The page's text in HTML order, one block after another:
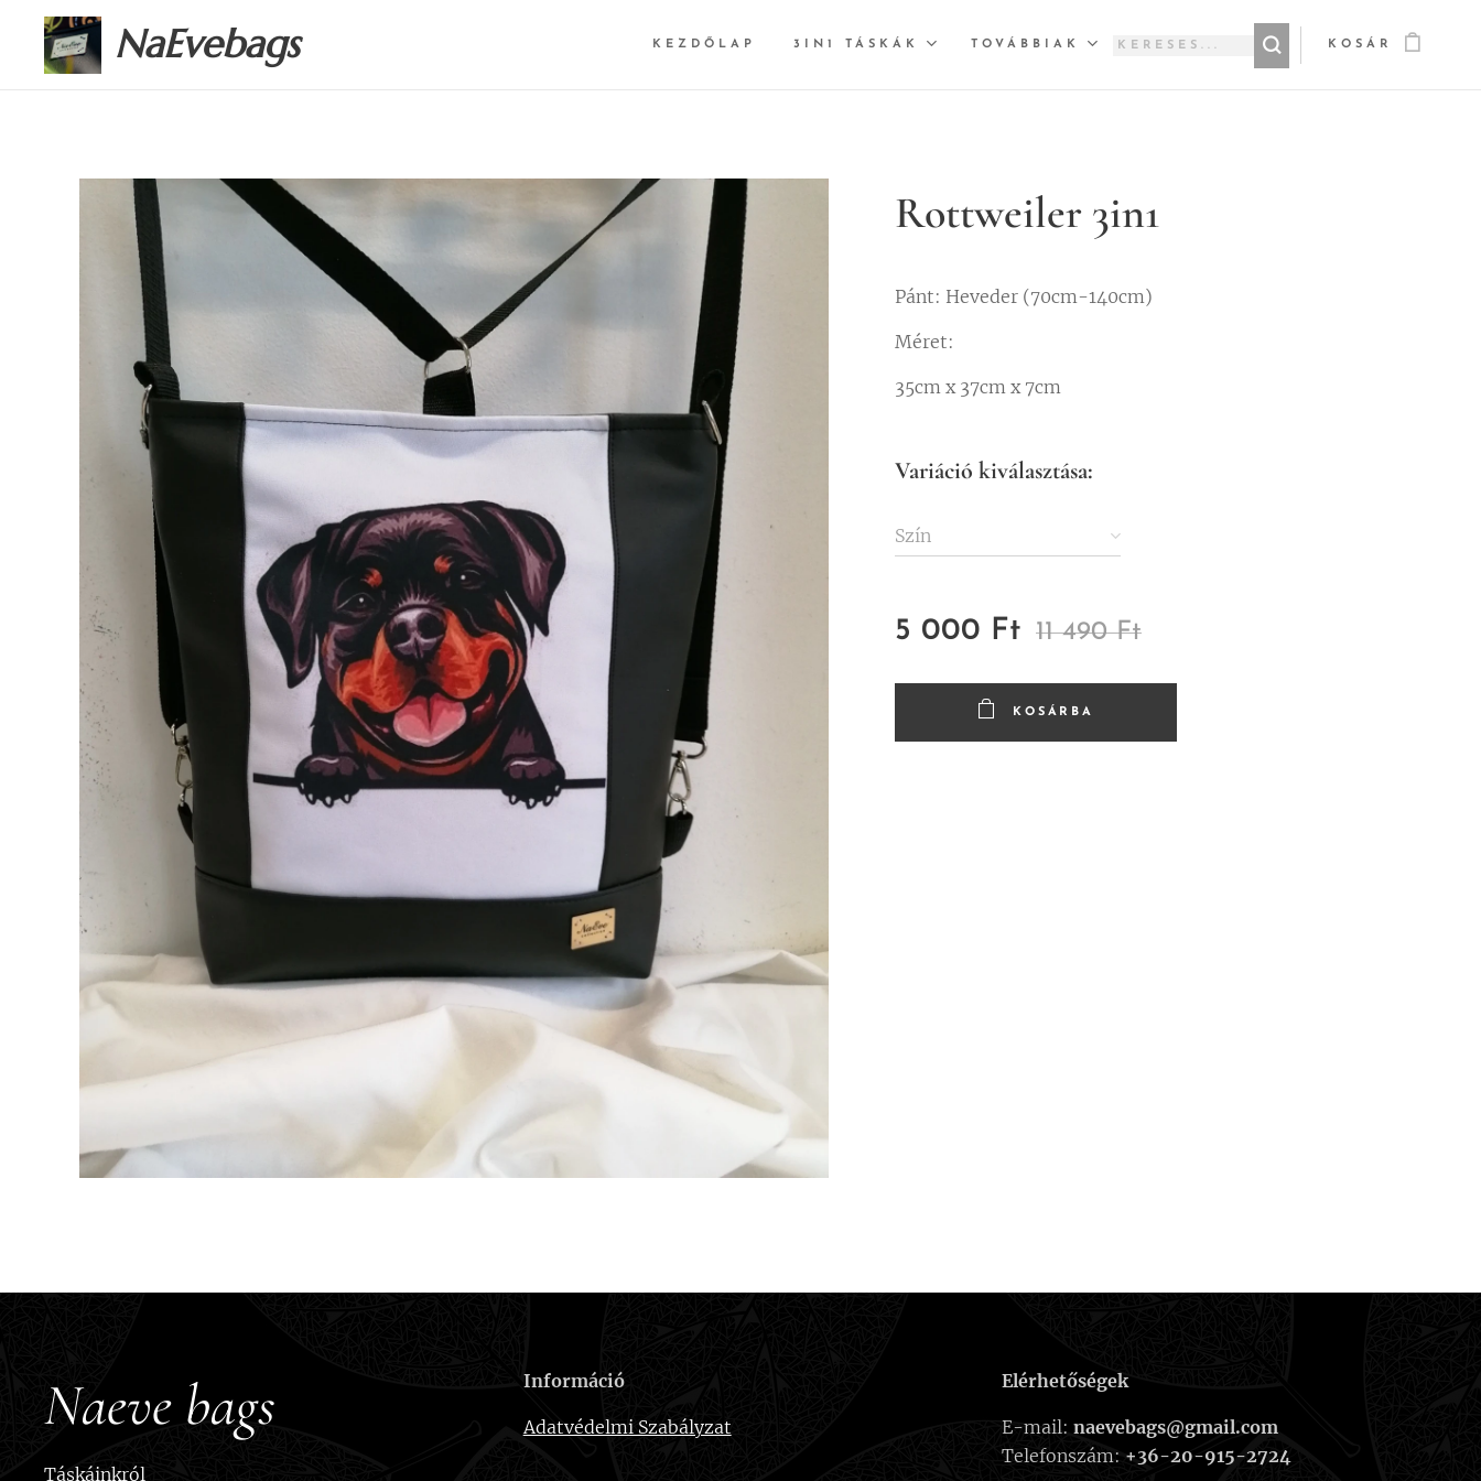
NaEvebags KEZDŐLAP 3IN1 TÁSKÁK TOVÁBBIAK KOSÁR
Rottweiler 3in1
Pánt: Heveder (70cm-140cm)
Méret:
35cm x 37cm x 7cm
Variáció kiválasztása:
Szín
5 000 Ft 11 490Ft
KOSÁRBA
Naeve bags
Táskáinkról
Információ
Adatvédelmi Szabályzat
Elérhetőségek
E-mail:naevebags@gmail.com
Telefonszám: +36-20-915-2724